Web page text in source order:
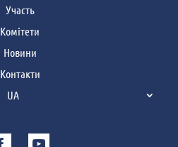
Участь
Комітети
Новини
Контакти
UA